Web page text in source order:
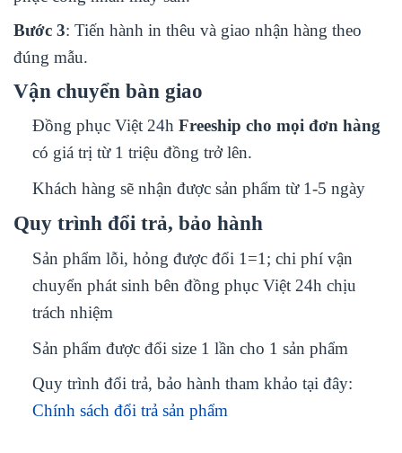
Bước 3: Tiến hành in thêu và giao nhận hàng theo
đúng mẫu.
Vận chuyển bàn giao
Đồng phục Việt 24h Freeship cho mọi đơn hàng
có giá trị từ 1 triệu đồng trở lên.
Khách hàng sẽ nhận được sản phẩm từ 1-5 ngày
Quy trình đổi trả, bảo hành
Sản phẩm lỗi, hỏng được đổi 1=1; chi phí vận
chuyển phát sinh bên đồng phục Việt 24h chịu
trách nhiệm
Sản phẩm được đổi size 1 lần cho 1 sản phẩm
Quy trình đổi trả, bảo hành tham khảo tại đây:
Chính sách đổi trả sản phẩm